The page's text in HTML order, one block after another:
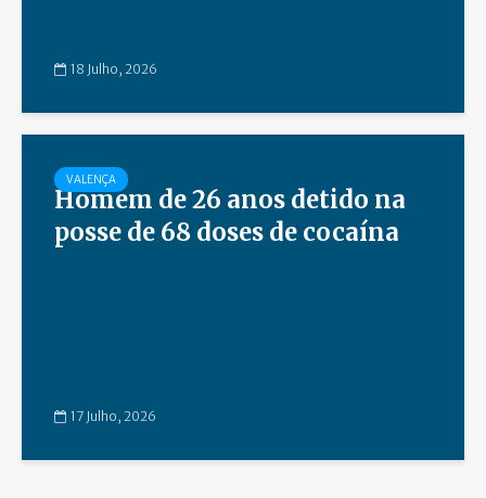
18 Julho, 2026
VALENÇA
Homem de 26 anos detido na
posse de 68 doses de cocaína
17 Julho, 2026